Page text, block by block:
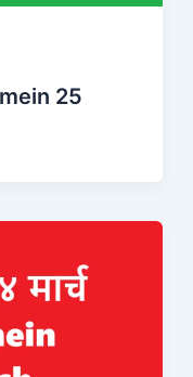
mein 25